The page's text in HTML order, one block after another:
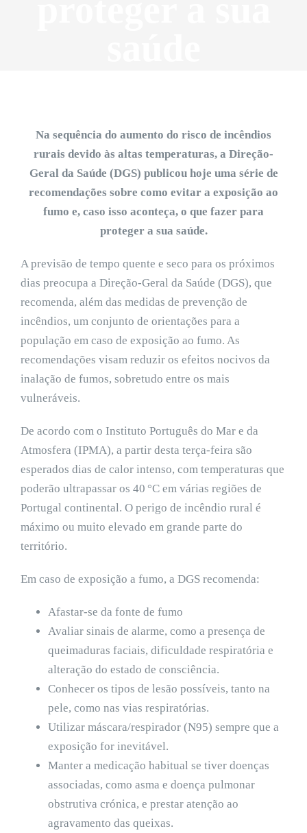
Na sequência do aumento do risco de incêndios
rurais devido às altas temperaturas, a Direção-
Geral da Saúde (DGS) publicou hoje uma série de
recomendações sobre como evitar a exposição ao
fumo e, caso isso aconteça, o que fazer para
proteger a sua saúde.
A previsão de tempo quente e seco para os próximos
dias preocupa a Direção-Geral da Saúde (DGS), que
recomenda, além das medidas de prevenção de
incêndios, um conjunto de orientações para a
população em caso de exposição ao fumo. As
recomendações visam reduzir os efeitos nocivos da
inalação de fumos, sobretudo entre os mais
vulneráveis.
De acordo com o Instituto Português do Mar e da
Atmosfera (IPMA), a partir desta terça-feira são
esperados dias de calor intenso, com temperaturas que
poderão ultrapassar os 40 °C em várias regiões de
Portugal continental. O perigo de incêndio rural é
máximo ou muito elevado em grande parte do
território.
Em caso de exposição a fumo, a DGS recomenda:
Afastar-se da fonte de fumo
Avaliar sinais de alarme, como a presença de
queimaduras faciais, dificuldade respiratória e
alteração do estado de consciência.
Conhecer os tipos de lesão possíveis, tanto na
pele, como nas vias respiratórias.
Utilizar máscara/respirador (N95) sempre que a
exposição for inevitável.
Manter a medicação habitual se tiver doenças
associadas, como asma e doença pulmonar
obstrutiva crónica, e prestar atenção ao
agravamento das queixas.